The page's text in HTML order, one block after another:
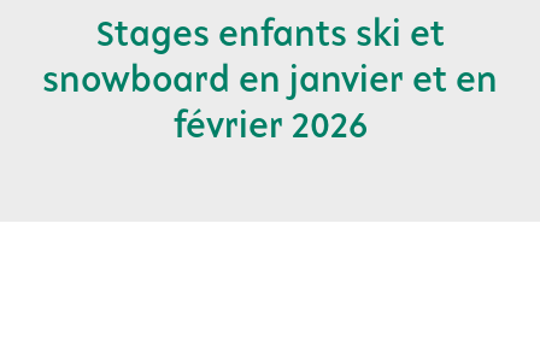
Stages enfants ski et
snowboard en janvier et en
février 2026
Vous êtes ici :